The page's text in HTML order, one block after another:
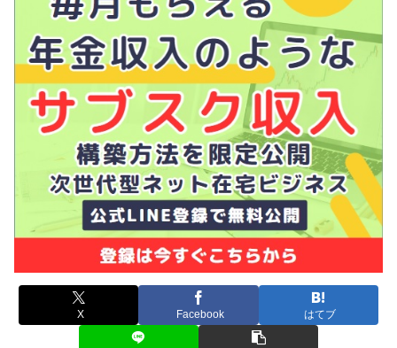
X Facebook はてブ